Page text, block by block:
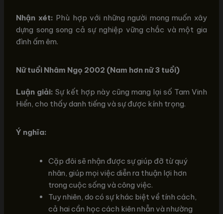
Nhận xét: Phù hợp với những người mong muốn xây
dựng song song cả sự nghiệp vững chắc và một gia
đình ấm êm.
Nữ tuổi Nhâm Ngọ 2002 (Nam hơn nữ 3 tuổi)
Luận giải: Sự kết hợp này cũng mang lại số Tam Vinh
Hiển, cho thấy danh tiếng và sự được kính trọng.
Ý nghĩa:
Cặp đôi sẽ nhận được sự giúp đỡ từ quý
nhân, giúp mọi việc diễn ra thuận lợi hơn
trong cuộc sống và công việc.
Tuy nhiên, do có sự khác biệt về tính cách,
cả hai cần học cách kiên nhẫn và nhường